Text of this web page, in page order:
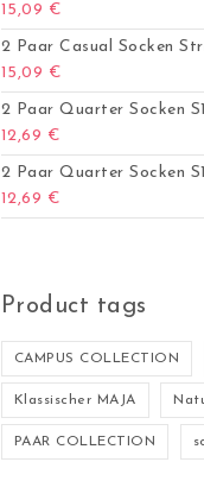
15,09 €
2 Paar Casual Socken
15,09 €
2 Paar Quarter Socken
12,69 €
2 Paar Quarter Socken
12,69 €
Product tags
CAMPUS COLLECTION
Klassischer MAJA
PAAR COLLECTION